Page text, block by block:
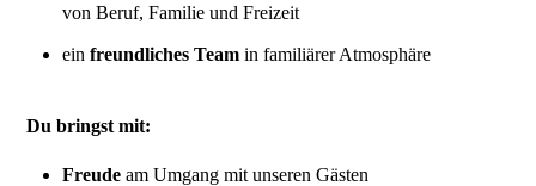
von Beruf, Familie und Freizeit
einfreundliches Team in familiärer Atmosphäre
Du bringst mit:
Freude am Umgang mit unseren Gästen